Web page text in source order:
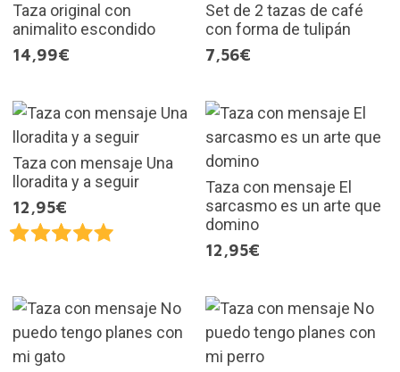
Taza original con
animalito escondido
14,99€
Set de 2 tazas de café
con forma de tulipán
7,56€
Taza con mensaje Una
lloradita y a seguir
12,95€
Taza con mensaje El
sarcasmo es un arte que
domino
12,95€